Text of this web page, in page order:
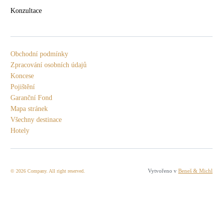
Konzultace
Obchodní podmínky
Zpracování osobních údajů
Koncese
Pojištění
Garanční Fond
Mapa stránek
Všechny destinace
Hotely
© 2026 Company. All right reserved. Vytvořeno v Beneš & Michl